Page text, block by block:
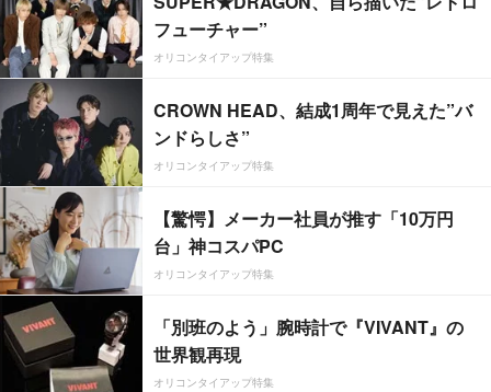
フューチャー”
オリコンタイアップ特集
CROWN HEAD、結成1周年で見えた”バ
ンドらしさ”
オリコンタイアップ特集
【驚愕】メーカー社員が推す「10万円
台」神コスパPC
オリコンタイアップ特集
「別班のよう」腕時計で『VIVANT』の
世界観再現
オリコンタイアップ特集